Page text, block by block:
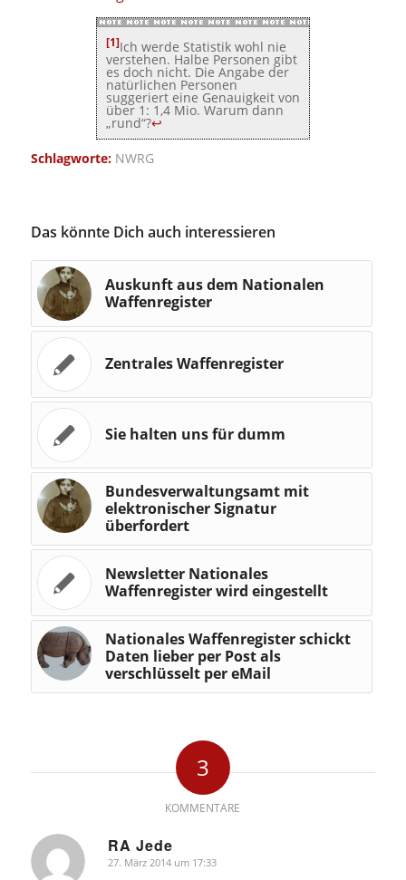
[1]Ich werde Statistik wohl nie
verstehen. Halbe Personen gibt
es doch nicht. Die Angabe der
natürlichen Personen
suggeriert eine Genauigkeit von
über 1: 1,4 Mio. Warum dann
„rund“?↩
Schlagworte: NWRG
Das könnte Dich auch interessieren
Auskunft aus dem Nationalen
Waffenregister
Zentrales Waffenregister
Sie halten uns für dumm
Bundesverwaltungsamt mit
elektronischer Signatur
überfordert
Newsletter Nationales
Waffenregister wird eingestellt
Nationales Waffenregister schickt
Daten lieber per Post als
verschlüsselt per eMail
3
KOMMENTARE
RA Jede
sagte:
27. März 2014 um 17:33